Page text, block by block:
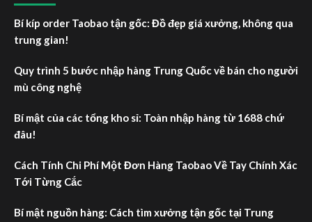
Bí kíp order Taobao tận gốc: Đồ đẹp giá xưởng, không qua
trung gian!
Quy trình 5 bước nhập hàng Trung Quốc về bán cho người
mù công nghệ
Bí mật của các tổng kho sỉ: Toàn nhập hàng từ 1688 chứ
đâu!
Cách Tính Chi Phí Một Đơn Hàng Taobao Về Tay Chính Xác
Tới Từng Cắc
Bí mật nguồn hàng: Cách tìm xưởng tận gốc tại Trung